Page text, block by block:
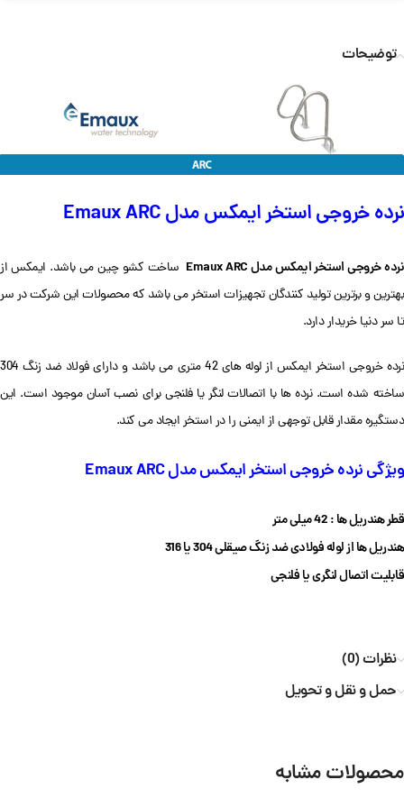
توضیحات
نرده خروجی استخر ایمکس مدل Emaux ARC
نرده خروجی استخر ایمکس مدل Emaux ARC
ساخت کشو چین می باشد. ایمکس از
بهترین و برترین تولید کنندگان تجهیزات استخر می باشد که محصولات این شرکت در سر
تا سر دنیا خریدار دارد.
نرده خروجی استخر ایمکس از لوله های 42 متری می باشد و دارای فولاد ضد زنگ 304
ساخته شده است. نرده ها با اتصالات لنگر یا فلنجی برای نصب آسان موجود است. این
دستگیره مقدار قابل توجهی از ایمنی را در استخر ایجاد می کند.
ویژگی نرده خروجی استخر ایمکس مدل Emaux ARC
قطر هندریل ها : 42
میلی متر
هندریل ها از لوله فولادی ضد زنگ صیقلی 304 یا 316
قابلیت اتصال لنگری یا فلنجی
نظرات (0)
حمل و نقل و تحویل
محصولات مشابه